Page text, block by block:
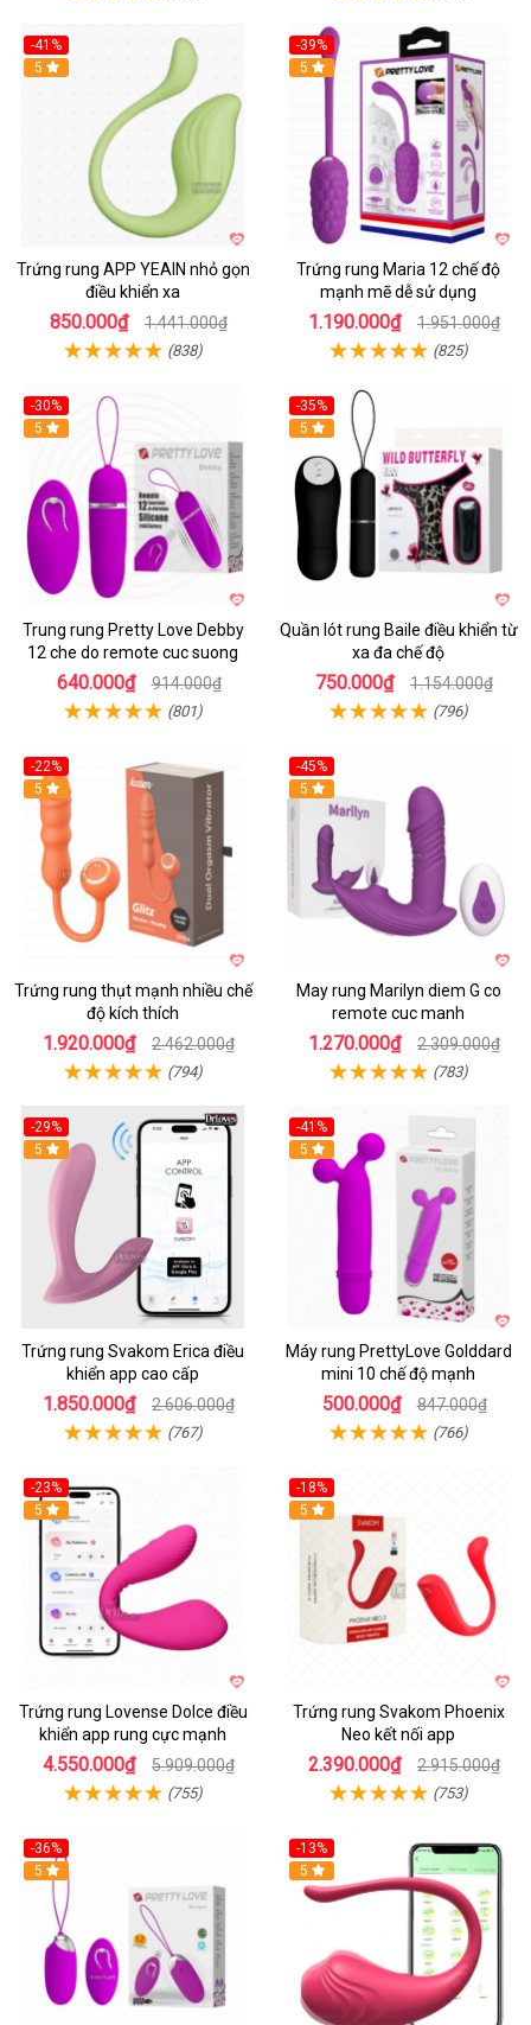
-41%
Hot
5
Trứng rung APP YEAIN nhỏ gọn
điều khiển xa
850.000₫ 1.441.000₫
(838)
-39%
Hot
5
Trứng rung Maria 12 chế độ
mạnh mẽ dễ sử dụng
1.190.000₫ 1.951.000₫
(825)
-30%
Hot
5
Trung rung Pretty Love Debby
12 che do remote cuc suong
640.000₫ 914.000₫
(801)
-35%
Hot
5
Quần lót rung Baile điều khiển từ
xa đa chế độ
750.000₫ 1.154.000₫
(796)
-22%
Hot
5
Trứng rung thụt mạnh nhiều chế
độ kích thích
1.920.000₫ 2.462.000₫
(794)
-45%
Hot
5
May rung Marilyn diem G co
remote cuc manh
1.270.000₫ 2.309.000₫
(783)
-29%
Hot
5
Trứng rung Svakom Erica điều
khiển app cao cấp
1.850.000₫ 2.606.000₫
(767)
-41%
Hot
5
Máy rung PrettyLove Golddard
mini 10 chế độ mạnh
500.000₫ 847.000₫
(766)
-23%
Hot
5
Trứng rung Lovense Dolce điều
khiển app rung cực mạnh
4.550.000₫ 5.909.000₫
(755)
-18%
Hot
5
Trứng rung Svakom Phoenix
Neo kết nối app
2.390.000₫ 2.915.000₫
(753)
-36%
5
-13%
Hot
5